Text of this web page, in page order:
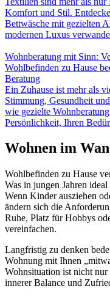
Komfort und Stil.
Bettwäsche mit gezielten
modernen Luxus
Wohnberatung mit Sinn:
Wohlbefinden zu Hause
Beratung
Ein Zuhause ist mehr als
Stimmung, Gesundheit
wie gezielte
Persönlichkeit, Ihren
Wohnen im
Wohlbefinden zu Hause
Was in jungen Jahren
Wenn Kinder ausziehen
ändern sich die
Ruhe, Platz für Hobbys
vereinfachen.
Langfristig zu denken
Wohnung mit Ihnen
Wohnsituation ist nicht
innerer Balance und